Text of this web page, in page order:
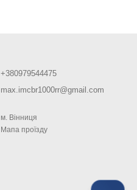
+380979544475
max.imcbr1000rr@gmail.com
м. Вiнниця
Мапа проїзду